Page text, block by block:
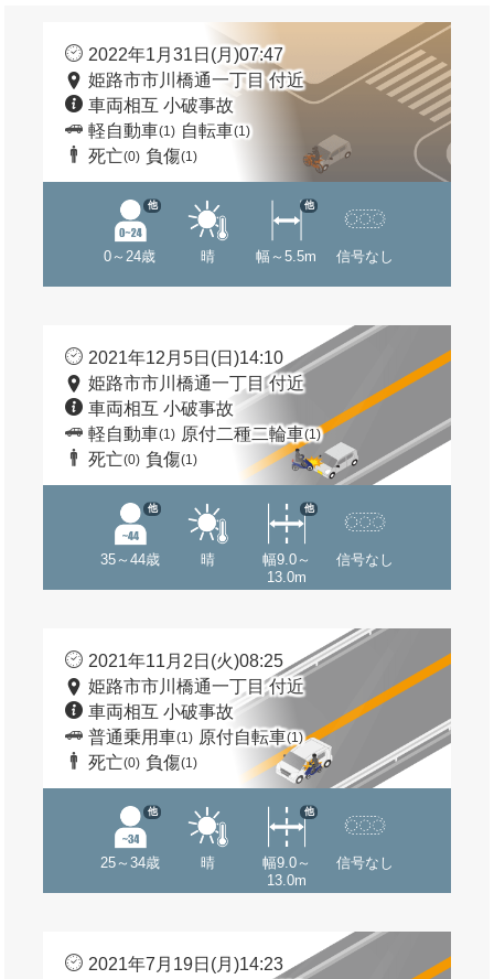
2022年1月31日(月)07:47
姫路市市川橋通一丁目 付近
車両相互 小破事故
軽自動車(1) 自転車(1)
死亡(0) 負傷(1)
0～24歳
他
晴 幅～5.5m
他
信号なし
2021年12月5日(日)14:10
姫路市市川橋通一丁目 付近
車両相互 小破事故
軽自動車(1) 原付二種二輪車(1)
死亡(0) 負傷(1)
35～44歳
他
晴
幅9.0～
13.0m
他
信号なし
2021年11月2日(火)08:25
姫路市市川橋通一丁目 付近
車両相互 小破事故
普通乗用車(1) 原付自転車(1)
死亡(0) 負傷(1)
25～34歳
他
晴
幅9.0～
13.0m
他
信号なし
2021年7月19日(月)14:23